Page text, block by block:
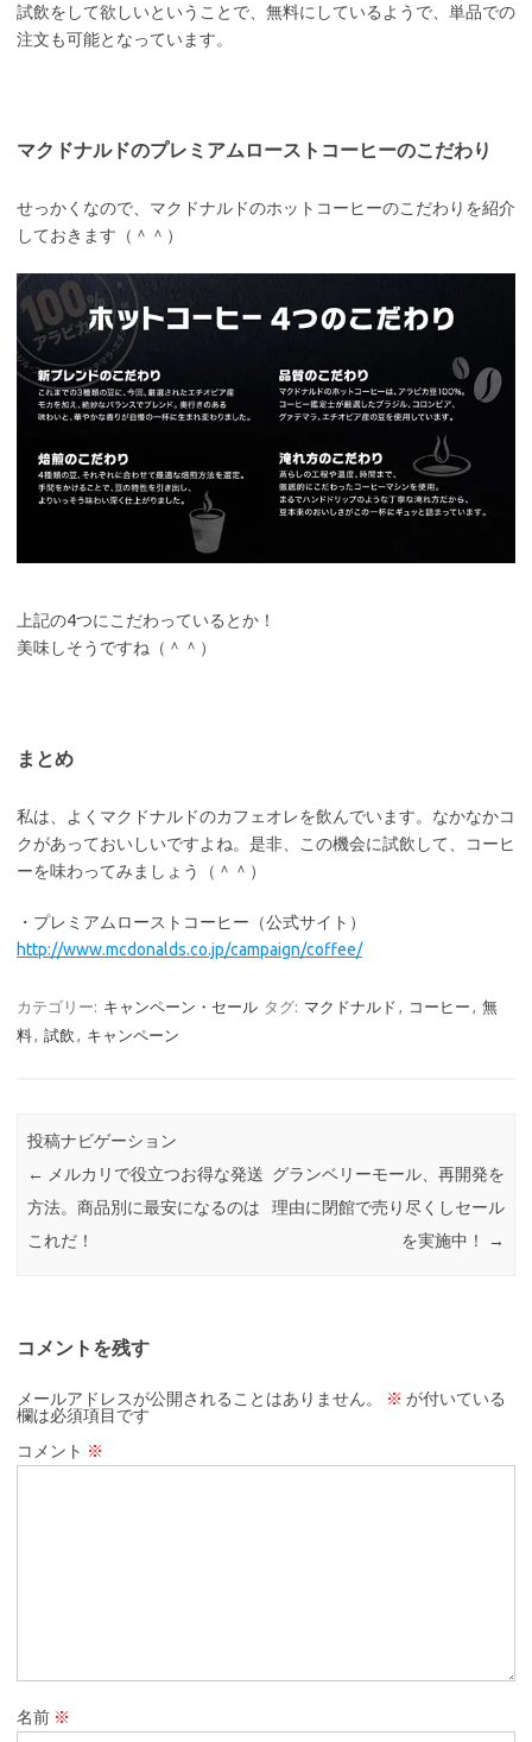
試飲をして欲しいということで、無料にしているようで、単品での
注文も可能となっています。
マクドナルドのプレミアムローストコーヒーのこだわり
せっかくなので、マクドナルドのホットコーヒーのこだわりを紹介
しておきます（＾＾）
上記の4つにこだわっているとか！
美味しそうですね（＾＾）
まとめ
私は、よくマクドナルドのカフェオレを飲んでいます。なかなかコ
クがあっておいしいですよね。是非、この機会に試飲して、コーヒ
ーを味わってみましょう（＾＾）
・プレミアムローストコーヒー（公式サイト）
http://www.mcdonalds.co.jp/campaign/coffee/
カテゴリー: キャンペーン・セール タグ: マクドナルド コーヒー
無
料
試飲 キャンペーン
投稿ナビゲーション
← メルカリで役立つお得な発送
方法。商品別に最安になるのは
これだ！
グランベリーモール、再開発を
理由に閉館で売り尽くしセール
を実施中！
→
コメントを残す
メールアドレスが公開されることはありません。 ※ が付いている
欄は必須項目です
コメント ※
名前 ※